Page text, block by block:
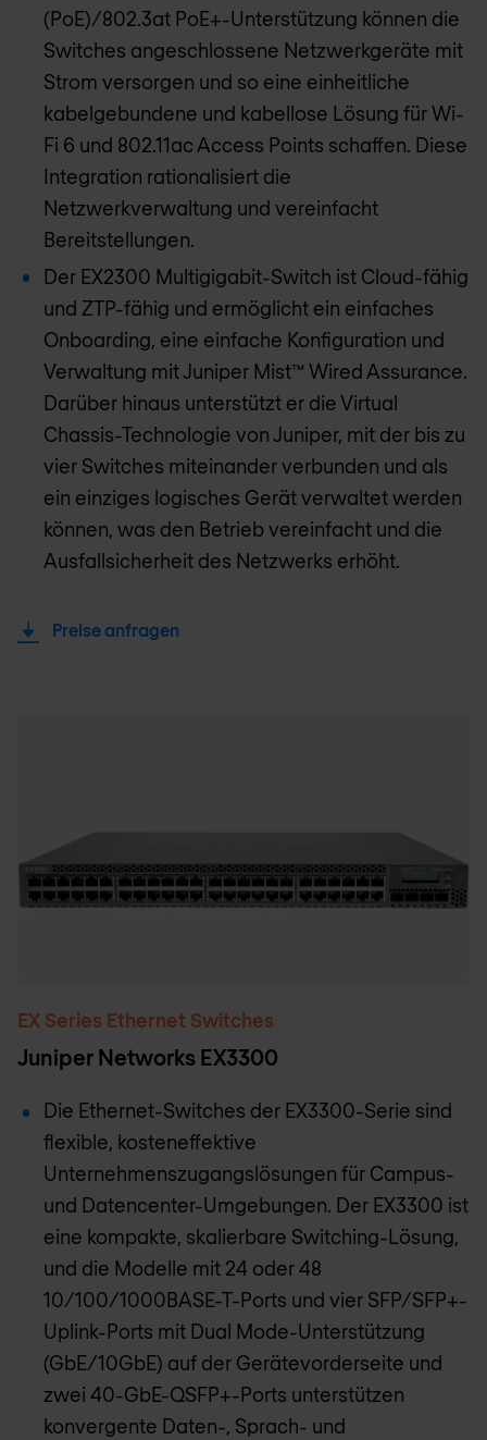
(PoE)/802.3at PoE+-Unterstützung können die
Switches angeschlossene Netzwerkgeräte mit
Strom versorgen und so eine einheitliche
kabelgebundene und kabellose Lösung für Wi-
Fi 6 und 802.11ac Access Points schaffen. Diese
Integration rationalisiert die
Netzwerkverwaltung und vereinfacht
Bereitstellungen.
Der EX2300 Multigigabit-Switch ist Cloud-fähig
und ZTP-fähig und ermöglicht ein einfaches
Onboarding, eine einfache Konfiguration und
Verwaltung mit Juniper Mist™ Wired Assurance.
Darüber hinaus unterstützt er die Virtual
Chassis-Technologie von Juniper, mit der bis zu
vier Switches miteinander verbunden und als
ein einziges logisches Gerät verwaltet werden
können, was den Betrieb vereinfacht und die
Ausfallsicherheit des Netzwerks erhöht.
Preise anfragen
EX Series Ethernet Switches
Juniper Networks EX3300
Die Ethernet-Switches der EX3300-Serie sind
flexible, kosteneffektive
Unternehmenszugangslösungen für Campus-
und Datencenter-Umgebungen. Der EX3300 ist
eine kompakte, skalierbare Switching-Lösung,
und die Modelle mit 24 oder 48
10/100/1000BASE-T-Ports und vier SFP/SFP+-
Uplink-Ports mit Dual Mode-Unterstützung
(GbE/10GbE) auf der Gerätevorderseite und
zwei 40-GbE-QSFP+-Ports unterstützen
konvergente Daten-, Sprach- und